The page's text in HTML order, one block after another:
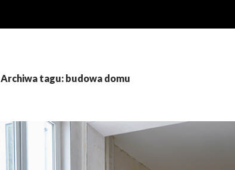
Archiwa tagu: budowa domu